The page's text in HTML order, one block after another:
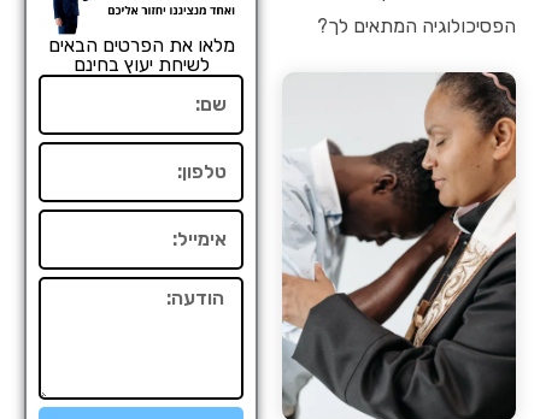
הפסיכולוגיה המתאים לך?
מלאו את הפרטים הבאים
לשיחת יעוץ בחינם
הודעה